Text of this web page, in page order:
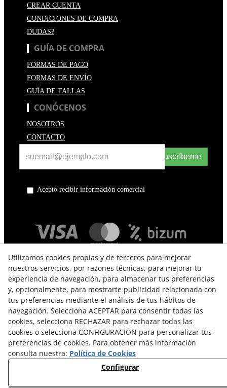
CREAR CUENTA
CONDICIONES DE COMPRA
DUDAS?
GUÍA DE COMPRA
FORMAS DE PAGO
FORMAS DE ENVÍO
GUÍA DE TALLAS
CONÓCENOS
NOSOTROS
CONTACTO
Suscríbeme
Acepto recibir información comercial
TÉRMINOS Y CONDICIONES DE USO
POLÍTICA DE PRIVACIDAD
POLÍTICA DE COOKIES
CAMBIOS Y DEVOLUCIONES
Utilizamos cookies propias y de terceros para mejorar
nuestros servicios, por razones técnicas, para mejorar tu
experiencia de navegación, para almacenar tus preferencias
y, opcionalmente, para mostrarte publicidad relacionada con
tus preferencias mediante el análisis de tus hábitos de
navegación. Selecciona ACEPTAR para consentir todas las
cookies, selecciona RECHAZAR para rechazar todas las
cookies o selecciona CONFIGURACIÓN para personalizar tus
preferencias de cookies. Para obtener más información
consulta nuestra: Política de Cookies
Configurar